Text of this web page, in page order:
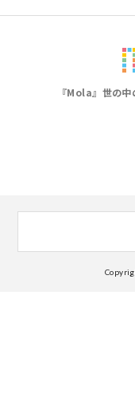
『Mola』世の